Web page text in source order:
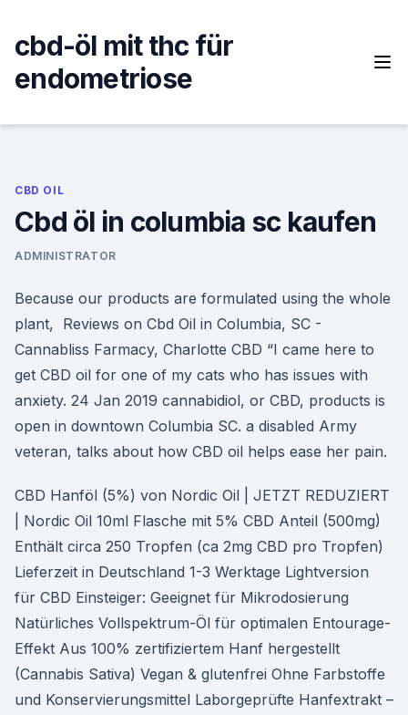
content
cbd-öl mit thc für
endometriose
CBD OIL
Cbd öl in columbia sc kaufen
ADMINISTRATOR
Because our products are formulated using the whole
plant, Reviews on Cbd Oil in Columbia, SC -
Cannabliss Farmacy, Charlotte CBD “I came here to
get CBD oil for one of my cats who has issues with
anxiety. 24 Jan 2019 cannabidiol, or CBD, products is
open in downtown Columbia SC. a disabled Army
veteran, talks about how CBD oil helps ease her pain.
CBD Hanföl (5%) von Nordic Oil | JETZT REDUZIERT
| Nordic Oil 10ml Flasche mit 5% CBD Anteil (500mg)
Enthält circa 250 Tropfen (ca 2mg CBD pro Tropfen)
Lieferzeit in Deutschland 1-3 Werktage Lightversion
für CBD Einsteiger: Geeignet für Mikrodosierung
Natürliches Vollspektrum-Öl für optimalen Entourage-
Effekt Aus 100% zertifiziertem Hanf hergestellt
(Cannabis Sativa) Vegan & glutenfrei Ohne Farbstoffe
und Konservierungsmittel Laborgeprüfte Hanfextrakt –